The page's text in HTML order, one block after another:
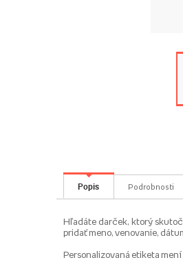
Popis Podrobnosti
Hľadáte darček, ktorý
pridať meno, venovanie,
Personalizovaná etiketa